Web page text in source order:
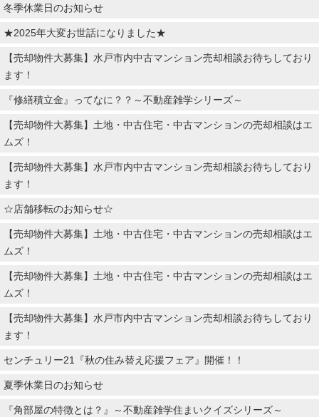
冬季休業日のお知らせ
★2025年大変お世話になりました★
【売却物件大募集】水戸市内中古マンション売却相談お待ちしており
ます！
『修繕積立金』ってなに？？～不動産雑学シリーズ～
【売却物件大募集】土地・中古住宅・中古マンションの売却相談はエ
ムズ！
【売却物件大募集】水戸市内中古マンション売却相談お待ちしており
ます！
☆店舗移転のお知らせ☆
【売却物件大募集】土地・中古住宅・中古マンションの売却相談はエ
ムズ！
【売却物件大募集】土地・中古住宅・中古マンションの売却相談はエ
ムズ！
【売却物件大募集】水戸市内中古マンション売却相談お待ちしており
ます！
センチュリー21『秋の住み替え応援フェア』開催！！
夏季休業日のお知らせ
『角部屋の特徴とは？』～不動産雑学住まいクイズシリーズ～